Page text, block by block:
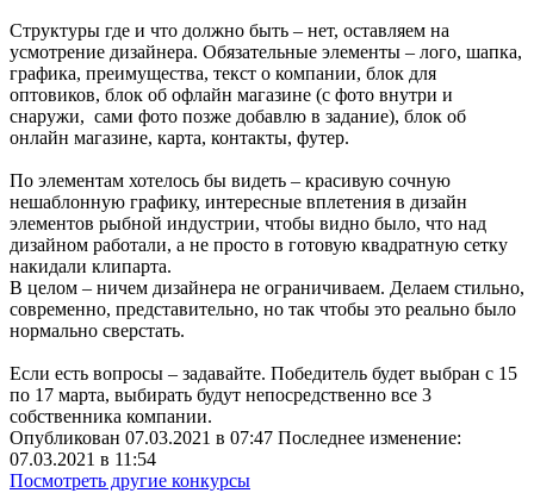
Структуры где и что должно быть – нет, оставляем на
усмотрение дизайнера. Обязательные элементы – лого, шапка,
графика, преимущества, текст о компании, блок для
оптовиков, блок об офлайн магазине (с фото внутри и
снаружи, сами фото позже добавлю в задание), блок об
онлайн магазине, карта, контакты, футер.
По элементам хотелось бы видеть – красивую сочную
нешаблонную графику, интересные вплетения в дизайн
элементов рыбной индустрии, чтобы видно было, что над
дизайном работали, а не просто в готовую квадратную сетку
накидали клипарта.
В целом – ничем дизайнера не ограничиваем. Делаем стильно,
современно, представительно, но так чтобы это реально было
нормально сверстать.
Если есть вопросы – задавайте. Победитель будет выбран с 15
по 17 марта, выбирать будут непосредственно все 3
собственника компании.
Опубликован 07.03.2021 в 07:47 Последнее изменение:
07.03.2021 в 11:54
Посмотреть другие конкурсы